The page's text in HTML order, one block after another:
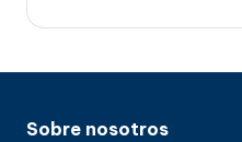
Sobre nosotros